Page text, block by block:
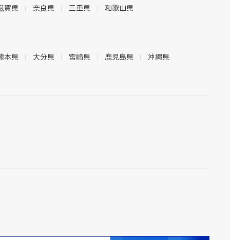
賀県 奈良県 三重県 和歌山県
本県 大分県 宮崎県 鹿児島県 沖縄県